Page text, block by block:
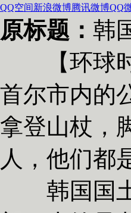
QQ空间新浪微博腾讯微博QQ
原标题： 韩
【环球时
首尔市内的
拿登山杖，
人，他们都
韩国国土